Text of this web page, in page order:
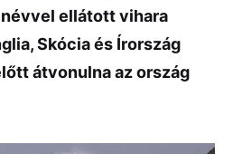
névvel ellátott vihara
Skócia és Írország
átvonulna az ország